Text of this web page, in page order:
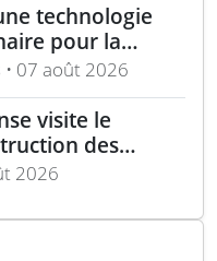
technologie
pour la
des
07 août 2026
visite le
des
2026